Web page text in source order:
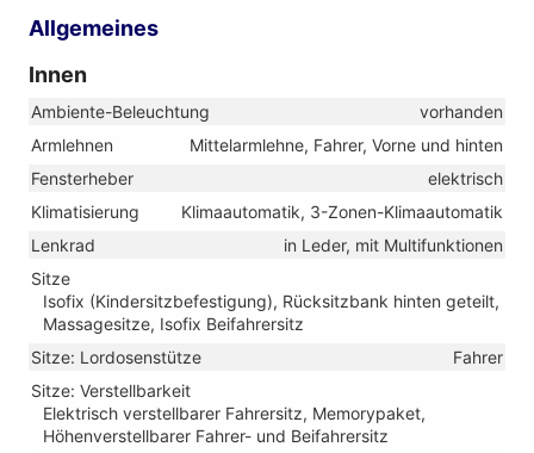
Allgemeines
Innen
Ambiente-Beleuchtung
vorhanden
Armlehnen
Mittelarmlehne, Fahrer, Vorne und hinten
Fensterheber
elektrisch
Klimatisierung
Klimaautomatik, 3-Zonen-Klimaautomatik
Lenkrad
in Leder, mit Multifunktionen
Sitze
Isofix (Kindersitzbefestigung), Rücksitzbank hinten geteilt,
Massagesitze, Isofix Beifahrersitz
Sitze: Lordosenstütze
Fahrer
Sitze: Verstellbarkeit
Elektrisch verstellbarer Fahrersitz, Memorypaket,
Höhenverstellbarer Fahrer- und Beifahrersitz